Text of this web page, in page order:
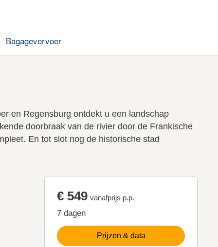
Bagagevervoer
en Regensburg ontdekt u een landschap
doorbraak van de rivier door de Frankische
En tot slot nog de historische stad
€ 549 vanafprijs p.p.
7 dagen
Prijzen & data